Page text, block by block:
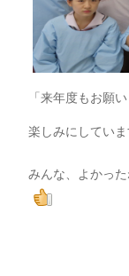
「来年度もお願
楽しみにしてい
みんな、よかっ